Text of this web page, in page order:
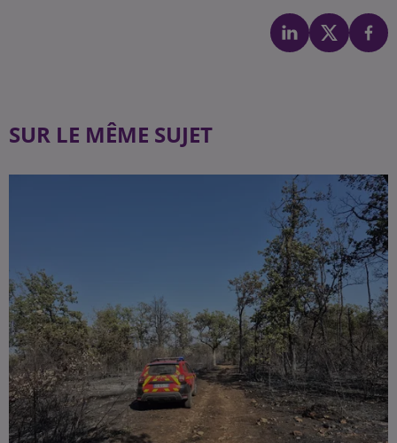
SUR LE MÊME SUJET